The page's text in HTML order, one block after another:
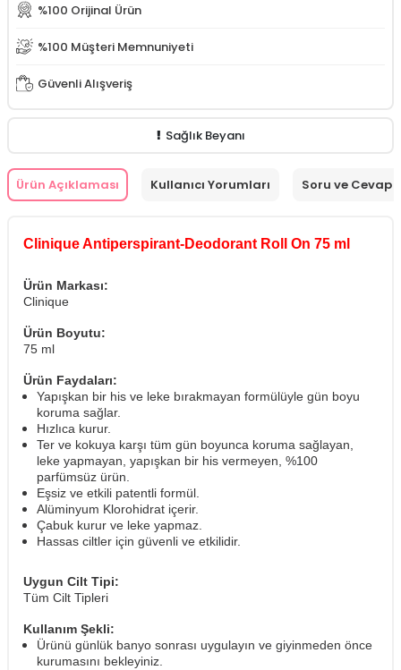
%100 Orijinal Ürün
%100 Müşteri Memnuniyeti
Güvenli Alışveriş
Sağlık Beyanı
Ürün Açıklaması Kullanıcı Yorumları Soru ve Cevap
Clinique Antiperspirant-Deodorant Roll On 75 ml
Ürün Markası:
Clinique
Ürün Boyutu:
75 ml
Ürün Faydaları:
Yapışkan bir his ve leke bırakmayan formülüyle gün boyu
koruma sağlar.
Hızlıca kurur.
Ter ve kokuya karşı tüm gün boyunca koruma sağlayan,
leke yapmayan, yapışkan bir his vermeyen, %100
parfümsüz ürün.
Eşsiz ve etkili patentli formül.
Alüminyum Klorohidrat içerir.
Çabuk kurur ve leke yapmaz.
Hassas ciltler için güvenli ve etkilidir.
Uygun Cilt Tipi:
Tüm Cilt Tipleri
Kullanım Şekli:
Ürünü günlük banyo sonrası uygulayın ve giyinmeden önce
kurumasını bekleyiniz.